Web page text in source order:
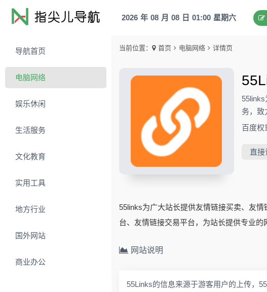
导航首页
电脑网络
娱乐休闲
生活服务
文化教育
实用工具
地方行业
国外网站
商业办公
2026 年 08 月 08 日 01:00 星期六
当前位置： 首页 电脑网络 详情页
务，致
广服务
百度权
直接
55links为广大站长提供友情链接买卖、友
台、友情链接交易平台，为站长提供专业的
网站说明
55Links的信息来源于游客用户的上传，